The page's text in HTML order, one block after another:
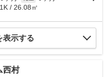
/ 26.08㎡
表示する
西村